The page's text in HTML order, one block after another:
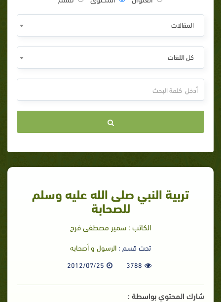
المقالات
كل اللغات
تربية النبي صلى الله عليه وسلم
للصحابة
الكاتب : سمير مصطفى فرج
تحت قسم : الرسول و أصحابه
3788
2012/07/25
شارك المحتوي بواسطة :